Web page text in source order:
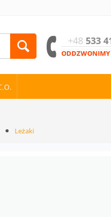
+48 533
ODDZWONIMY
Leżaki